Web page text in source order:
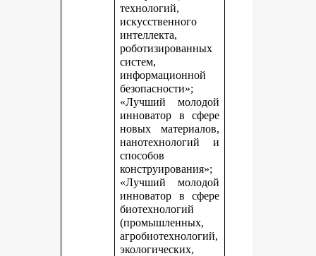
технологий,
искусственного
интеллекта,
роботизированных
систем,
информационной
безопасности»;
«Лучший молодой
инноватор в сфере
новых материалов,
нанотехнологий и
способов
конструирования»;
«Лучший молодой
инноватор в сфере
биотехнологий
(промышленных,
агробиотехнологий,
экологических,